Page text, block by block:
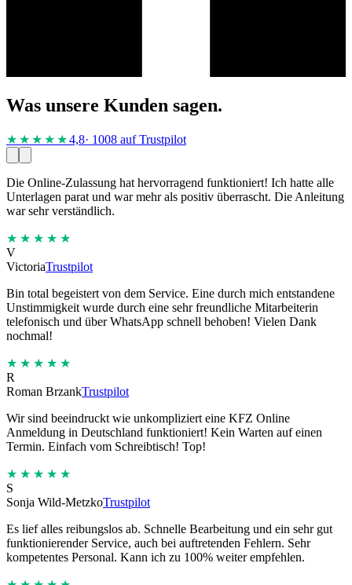
Was unsere Kunden sagen.
★★★★ ★4,8· 1008 auf Trustpilot
Die Online-Zulassung hat hervorragend funktioniert! Ich hatte alle
Unterlagen parat und war mehr als positiv überrascht. Die Anleitung
war sehr verständlich.
★★★★★
V
VictoriaTrustpilot
Bin total begeistert von dem Service. Eine durch mich entstandene
Unstimmigkeit wurde durch eine sehr freundliche Mitarbeiterin
telefonisch und über WhatsApp schnell behoben! Vielen Dank
nochmal!
★★★★★
R
Roman BrzankTrustpilot
Wir sind beeindruckt wie unkompliziert eine KFZ Online
Anmeldung in Deutschland funktioniert! Kein Warten auf einen
Termin. Einfach vom Schreibtisch! Top!
★★★★★
S
Sonja Wild-MetzkoTrustpilot
Es lief alles reibungslos ab. Schnelle Bearbeitung und ein sehr gut
funktionierender Service, auch bei auftretenden Fehlern. Sehr
kompetentes Personal. Kann ich zu 100% weiter empfehlen.